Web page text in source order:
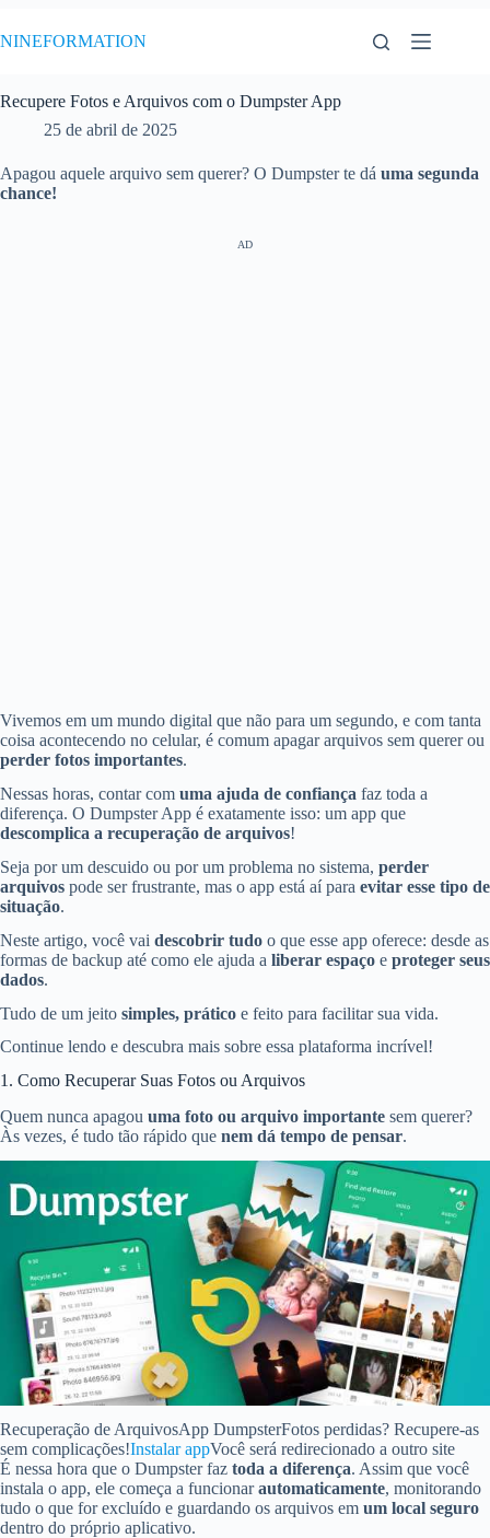
para
NINEFORMATION
Recupere Fotos e Arquivos com o Dumpster App
25 de abril de 2025
Apagou aquele arquivo sem querer? O Dumpster te dá uma segunda
chance!
AD
Vivemos em um mundo digital que não para um segundo, e com tanta
coisa acontecendo no celular, é comum apagar arquivos sem querer ou
perder fotos importantes.
Nessas horas, contar com uma ajuda de confiança faz toda a
diferença. O Dumpster App é exatamente isso: um app que
descomplica a recuperação de arquivos!
Seja por um descuido ou por um problema no sistema, perder
arquivos pode ser frustrante, mas o app está aí para evitar esse tipo de
situação.
Neste artigo, você vai descobrir tudo o que esse app oferece: desde as
formas de backup até como ele ajuda a liberar espaço e proteger seus
dados.
Tudo de um jeito simples, prático e feito para facilitar sua vida.
Continue lendo e descubra mais sobre essa plataforma incrível!
1. Como Recuperar Suas Fotos ou Arquivos
Quem nunca apagou uma foto ou arquivo importante sem querer?
Às vezes, é tudo tão rápido que nem dá tempo de pensar.
Recuperação de ArquivosApp DumpsterFotos perdidas? Recupere-as
sem complicações!Instalar appVocê será redirecionado a outro site
É nessa hora que o Dumpster faz toda a diferença. Assim que você
instala o app, ele começa a funcionarautomaticamente, monitorando
tudo o que for excluído e guardando os arquivos em um local seguro
dentro do próprio aplicativo.